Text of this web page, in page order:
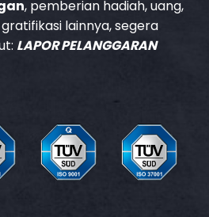
, pemberian hadiah, uang,
lainnya, segera
LAPOR PELANGGARAN